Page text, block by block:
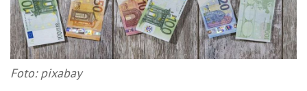
springen
(Accesskey
'2')
Foto: pixabay